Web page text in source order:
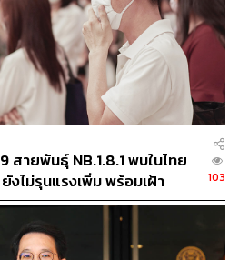
สายพันธุ์ NB.1.8.1 พบในไทย
งไม่รุนแรงเพิ่ม พร้อมเฝ้า
103